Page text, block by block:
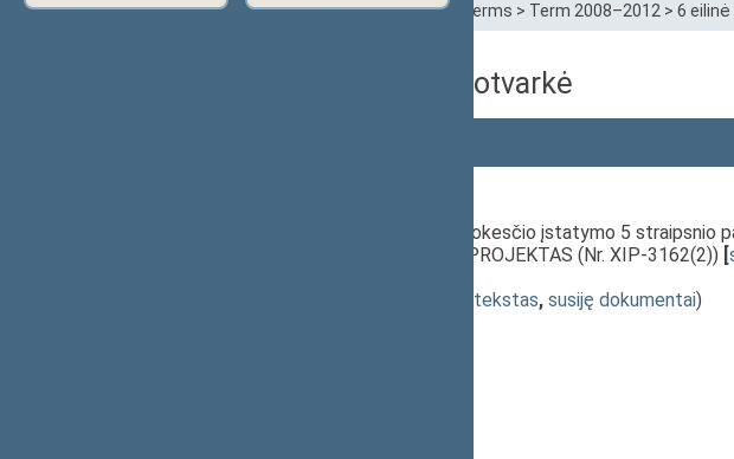
Home>Plenary sittings>Parliamentary terms > Term 2008–2012 > 6 eilinė
06/20/2011 dienos darbotvarkė
Konsulinio mokesčio įstatymo 5 straipsnio
ĮSTATYMO PROJEKTAS (Nr. XIP-3162(2)) [
dokumento tekstas, susiję dokumentai)